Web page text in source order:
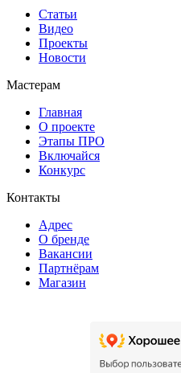
Статьи
Видео
Проекты
Новости
Мастерам
Главная
О проекте
Этапы ПРО
Включайся
Конкурс
Контакты
Адрес
О бренде
Вакансии
Партнёрам
Магазин